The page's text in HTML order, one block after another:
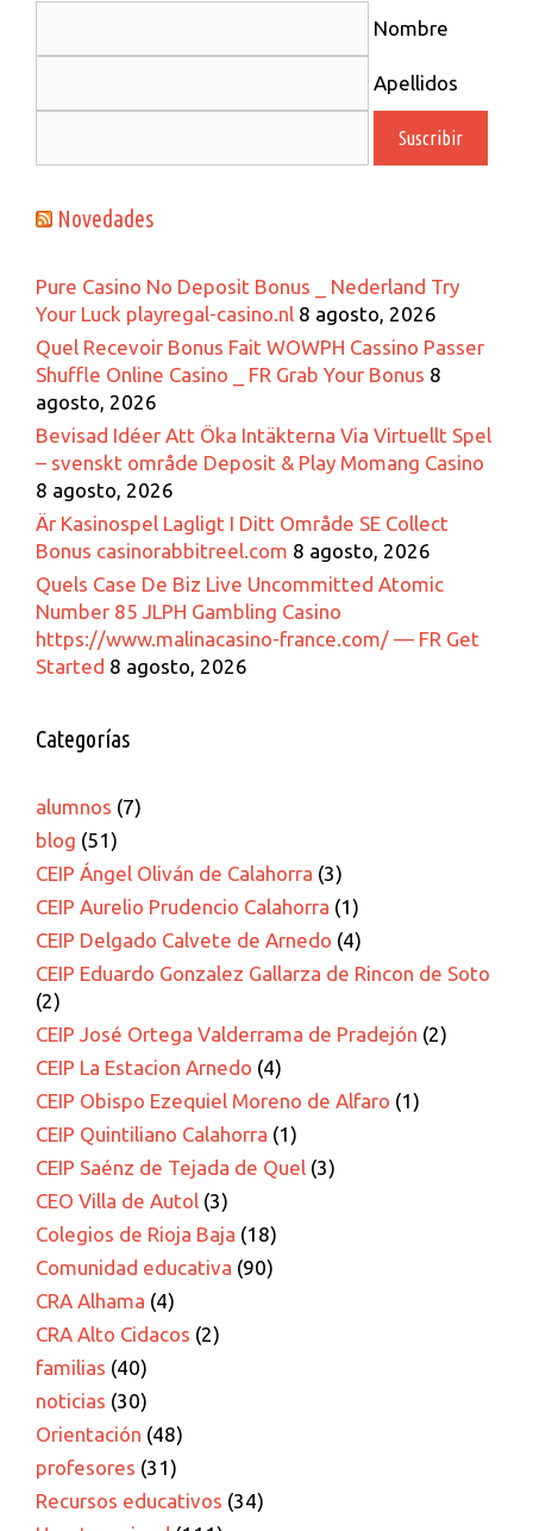
Nombre
Apellidos
Novedades
Pure Casino No Deposit Bonus _ Nederland Try
Your Luck playregal-casino.nl 8 agosto, 2026
Quel Recevoir Bonus Fait WOWPH Cassino Passer
Shuffle Online Casino _ FR Grab Your Bonus 8
agosto, 2026
Bevisad Idéer Att Öka Intäkterna Via Virtuellt Spel
– svenskt område Deposit & Play Momang Casino
8 agosto, 2026
Är Kasinospel Lagligt I Ditt Område SE Collect
Bonus casinorabbitreel.com 8 agosto, 2026
Quels Case De Biz Live Uncommitted Atomic
Number 85 JLPH Gambling Casino
https://www.malinacasino-france.com/ — FR Get
Started 8 agosto, 2026
Categorías
alumnos (7)
blog (51)
CEIP Ángel Oliván de Calahorra (3)
CEIP Aurelio Prudencio Calahorra (1)
CEIP Delgado Calvete de Arnedo (4)
CEIP Eduardo Gonzalez Gallarza de Rincon de Soto
(2)
CEIP José Ortega Valderrama de Pradejón (2)
CEIP La Estacion Arnedo (4)
CEIP Obispo Ezequiel Moreno de Alfaro (1)
CEIP Quintiliano Calahorra (1)
CEIP Saénz de Tejada de Quel (3)
CEO Villa de Autol (3)
Colegios de Rioja Baja (18)
Comunidad educativa (90)
CRA Alhama (4)
CRA Alto Cidacos (2)
familias (40)
noticias (30)
Orientación (48)
profesores (31)
Recursos educativos (34)